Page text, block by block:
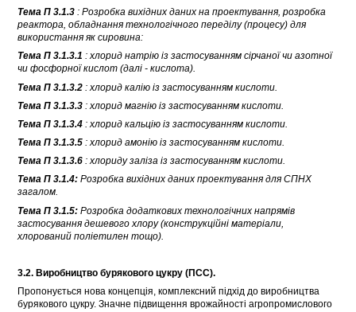
Тема П 3.1.3 : Розробка вихідних даних на проектування, розробка
реактора, обладнання технологічного переділу (процесу) для
використання як сировина:
Тема П 3.1.3.1 : хлорид натрію із застосуванням сірчаної чи азотної
чи фосфорної кислот (далі - кислота).
Тема П 3.1.3.2 : хлорид калію із застосуванням кислоти.
Тема П 3.1.3.3 : хлорид магнію із застосуванням кислоти.
Тема П 3.1.3.4 : хлорид кальцію із застосуванням кислоти.
Тема П 3.1.3.5 : хлорид амонію із застосуванням кислоти.
Тема П 3.1.3.6 : хлориду заліза із застосуванням кислоти.
Тема П 3.1.4: Розробка вихідних даних проектування для СПНХ
загалом.
Тема П 3.1.5: Розробка додаткових технологічних напрямів
застосування дешевого хлору (конструкційні матеріали,
хлорований поліетилен тощо).
3.2. Виробництво бурякового цукру (ПСС).
Пропонується нова концепція, комплексний підхід до виробництва
бурякового цукру. Значне підвищення врожайності агропромислового